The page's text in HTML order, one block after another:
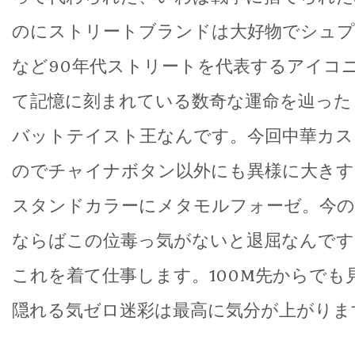
のにストリートブランドは大好物でシュ
など90年代ストリートを代表するアイコ
て記憶に刻まれている数奇な運命を辿っ
バットテイスト王なんです。今回中華カ
のでチャイナボタン以外にも異様に大き
スタンドカラーにメタモルフォーゼ。今
ならばこの位毒っ気がないと退屈なんで
これを着て仕事します。100M先からでも
隠れる気ゼロ迷彩は最高に気分が上がり